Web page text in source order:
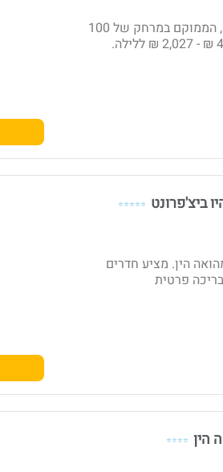
מלון בדירוג 5 כוכבים באזור נונג קה, הממוקם במרחק של 100
מ' מחוף הואה הין. טווח מחירים:443 ₪ - ‏2,027 ₪ ללילה.
ביצ'פרונט ⭐⭐⭐⭐⭐
מהואה הין. מציע חדרים
פרטית
הין ⭐⭐⭐⭐